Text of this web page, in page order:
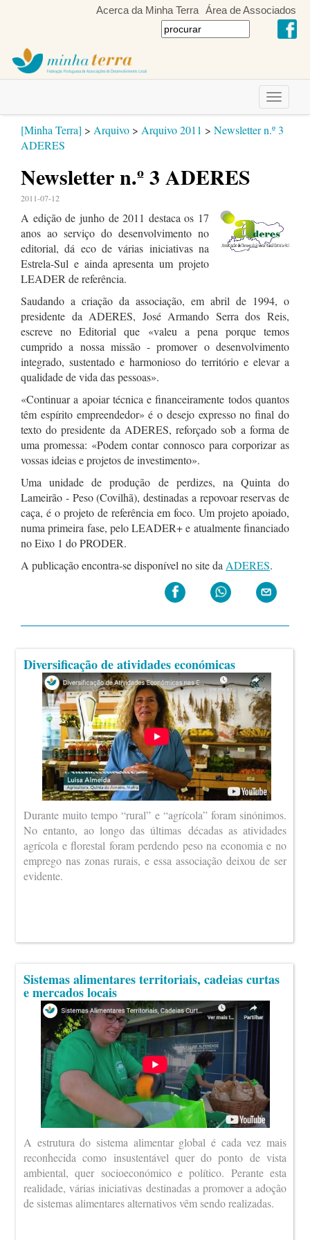
Acerca da Minha Terra Área de Associados
Toggle
[Minha Terra] > Arquivo > Arquivo 2011 > Newsletter n.º 3
ADERES
Newsletter n.º 3 ADERES
2011-07-12
A edição de junho de 2011 destaca os 17
anos ao serviço do desenvolvimento no
editorial, dá eco de várias iniciativas na
Estrela-Sul e ainda apresenta um projeto
LEADER de referência.
Saudando a criação da associação, em abril de 1994, o
presidente da ADERES, José Armando Serra dos Reis,
escreve no Editorial que «valeu a pena porque temos
cumprido a nossa missão - promover o desenvolvimento
integrado, sustentado e harmonioso do território e elevar a
qualidade de vida das pessoas».
«Continuar a apoiar técnica e financeiramente todos quantos
têm espírito empreendedor» é o desejo expresso no final do
texto do presidente da ADERES, reforçado sob a forma de
uma promessa: «Podem contar connosco para corporizar as
vossas ideias e projetos de investimento».
Uma unidade de produção de perdizes, na Quinta do
Lameirão - Peso (Covilhã), destinadas a repovoar reservas de
caça, é o projeto de referência em foco. Um projeto apoiado,
numa primeira fase, pelo LEADER+ e atualmente financiado
no Eixo 1 do PRODER.
A publicação encontra-se disponível no site da ADERES.
Diversificação de atividades económicas
Durante muito tempo “rural” e “agrícola” foram sinónimos.
No entanto, ao longo das últimas décadas as atividades
agrícola e florestal foram perdendo peso na economia e no
emprego nas zonas rurais, e essa associação deixou de ser
evidente.
Sistemas alimentares territoriais, cadeias curtas
e mercados locais
A estrutura do sistema alimentar global é cada vez mais
reconhecida como insustentável quer do ponto de vista
ambiental, quer socioeconómico e político. Perante esta
realidade, várias iniciativas destinadas a promover a adoção
de sistemas alimentares alternativos vêm sendo realizadas.